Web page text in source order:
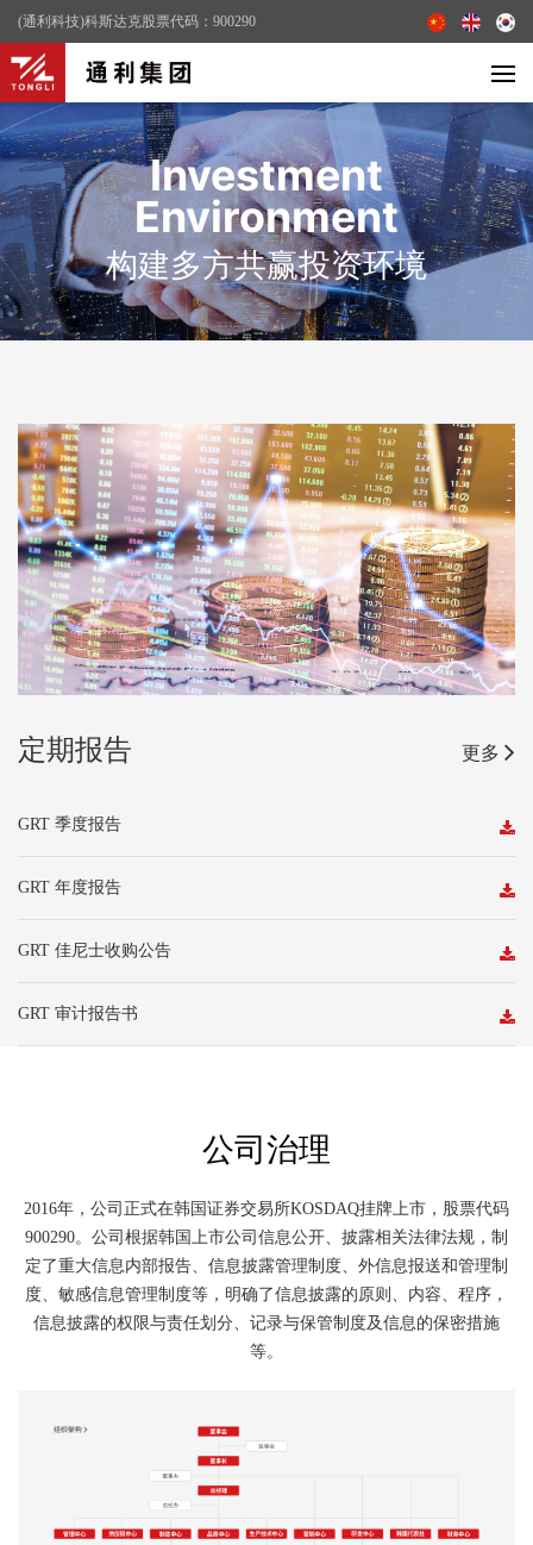
(通利科技)科斯达克股票代码：900290
Investment
Environment
构建多方共赢投资环境
更多
定期报告
GRT 季度报告
GRT 年度报告
GRT 佳尼士收购公告
GRT 审计报告书
公司治理
2016年，公司正式在韩国证券交易所KOSDAQ挂牌上市，股票代码
900290。公司根据韩国上市公司信息公开、披露相关法律法规，制
定了重大信息内部报告、信息披露管理制度、外信息报送和管理制
度、敏感信息管理制度等，明确了信息披露的原则、内容、程序，
信息披露的权限与责任划分、记录与保管制度及信息的保密措施
等。